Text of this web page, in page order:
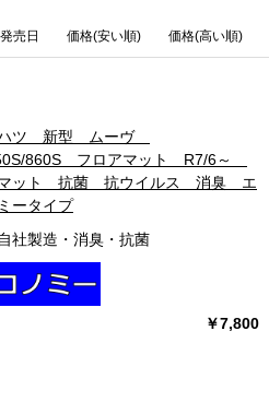
発売日 価格(安い順) 価格(高い順)
ハツ 新型 ムーヴ
860S フロアマット R7/6～
ット 抗菌 抗ウイルス 消臭 エ
ータイプ
社製造・消臭・抗菌
￥7,800